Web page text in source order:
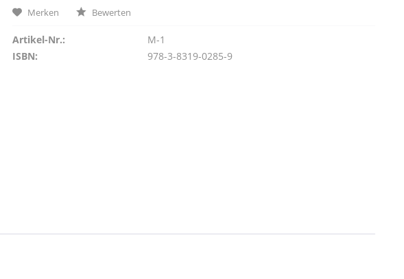
Merken Bewerten
Artikel-Nr.:
M-1
ISBN:
978-3-8319-0285-9